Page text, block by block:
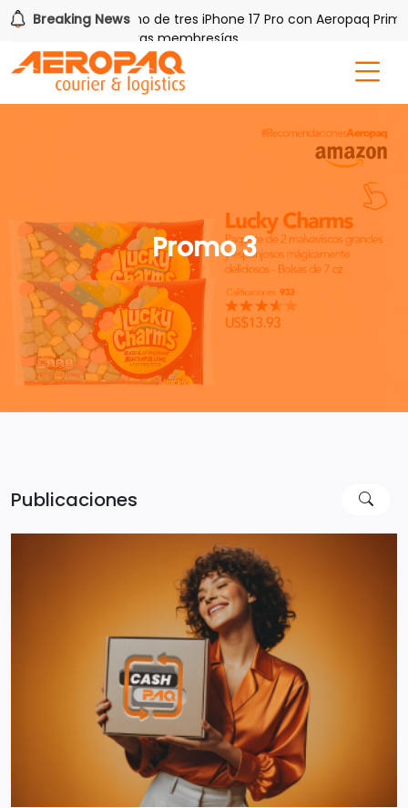
Breaking News
Gana uno de tres iPhone 17 Pro con Aeropaq Prime
tres meses nuevas membresías
Promo 3
Publicaciones